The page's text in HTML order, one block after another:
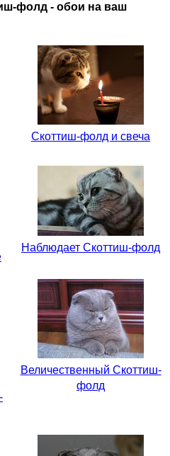
фолд - обои на ваш
Скоттиш-фолд и свеча
Наблюдает Скоттиш-фолд
Величественный Скоттиш-
фолд